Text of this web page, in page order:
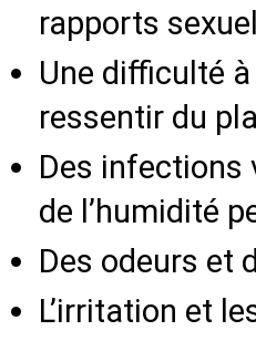
rapports
Une difficulté
ressentir du
Des infections
de l’humidité
Des odeurs et
L’irritation et